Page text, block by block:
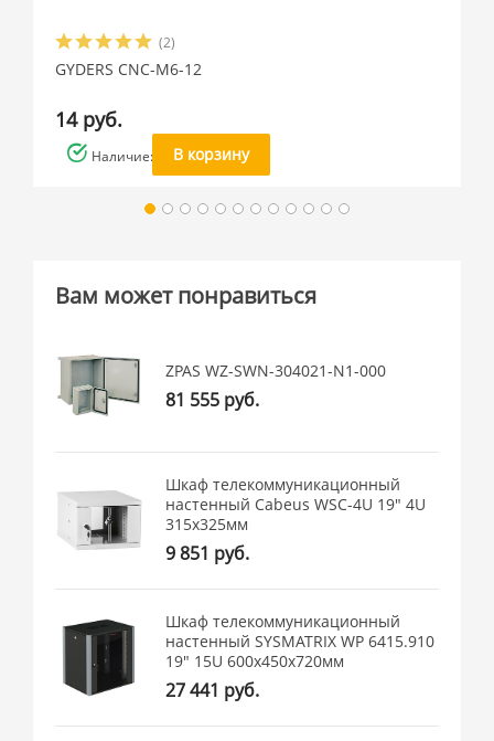
(2)
GYDERS CNC-M6-12
14 руб.
Наличие: многоВ корзину
Вам может понравиться
ZPAS WZ-SWN-304021-N1-000
81 555 руб.
Шкаф телекоммуникационный
настенный Cabeus WSC-4U 19" 4U
315x325мм
9 851 руб.
Шкаф телекоммуникационный
настенный SYSMATRIX WP 6415.910
19" 15U 600x450x720мм
27 441 руб.